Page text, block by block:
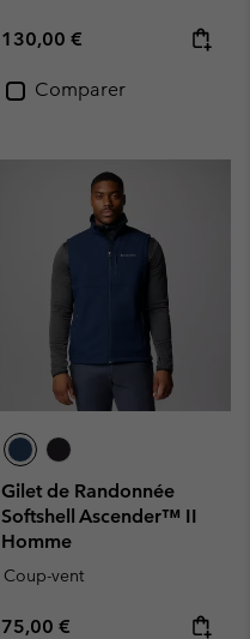
Regular price:
130,00 €
Comparer
Gilet de Randonnée
Softshell Ascender™ II
Homme
Coup-vent
Regular price:
75,00 €